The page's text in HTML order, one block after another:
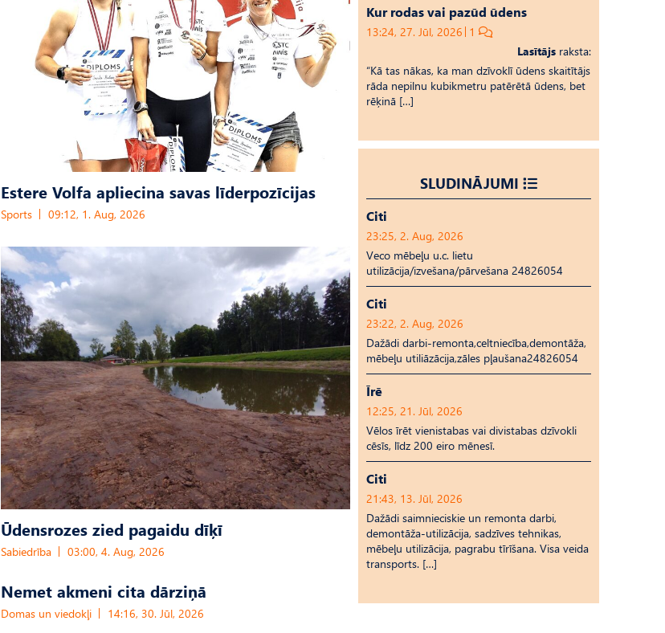
Estere Volfa apliecina savas līderpozīcijas
Sports 09:12, 1. Aug, 2026
Ūdensrozes zied pagaidu dīķī
Sabiedrība 03:00, 4. Aug, 2026
Nemet akmeni cita dārziņā
Domas un viedokļi 14:16, 30. Jūl, 2026
Kur rodas vai pazūd ūdens
13:24, 27. Jūl, 2026 1
Lasītājs raksta:
“Kā tas nākas, ka man dzīvoklī ūdens skaitītājs
rāda nepilnu kubikmetru patērētā ūdens, bet
rēķinā […]
SLUDINĀJUMI
Citi
23:25, 2. Aug, 2026
Veco mēbeļu u.c. lietu
utilizācija/izvešana/pārvešana 24826054
Citi
23:22, 2. Aug, 2026
Dažādi darbi-remonta,celtniecība,demontāža,
mēbeļu utiliāzācija,zāles pļaušana24826054
Īrē
12:25, 21. Jūl, 2026
Vēlos īrēt vienistabas vai divistabas dzīvokli
cēsīs, līdz 200 eiro mēnesī.
Citi
21:43, 13. Jūl, 2026
Dažādi saimnieciskie un remonta darbi,
demontāža-utilizācija, sadzīves tehnikas,
mēbeļu utilizācija, pagrabu tīrīšana. Visa veida
transports. […]